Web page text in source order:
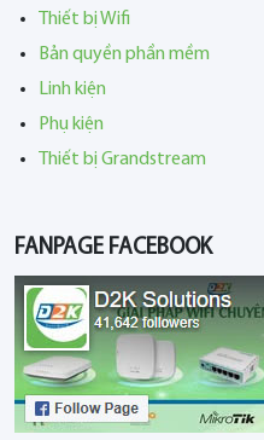
Thiết bị Wifi
Bản quyền phần mềm
Linh kiện
Phụ kiện
Thiết bị Grandstream
FANPAGE FACEBOOK